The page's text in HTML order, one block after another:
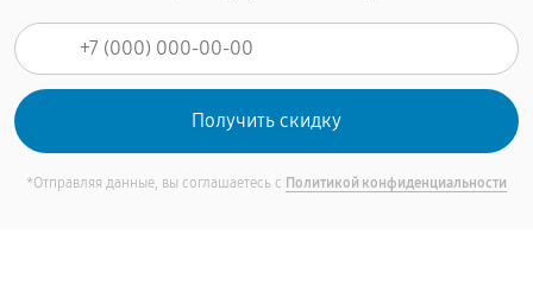
*Отправляя данные, вы соглашаетесь с Политикой конфиденциальности